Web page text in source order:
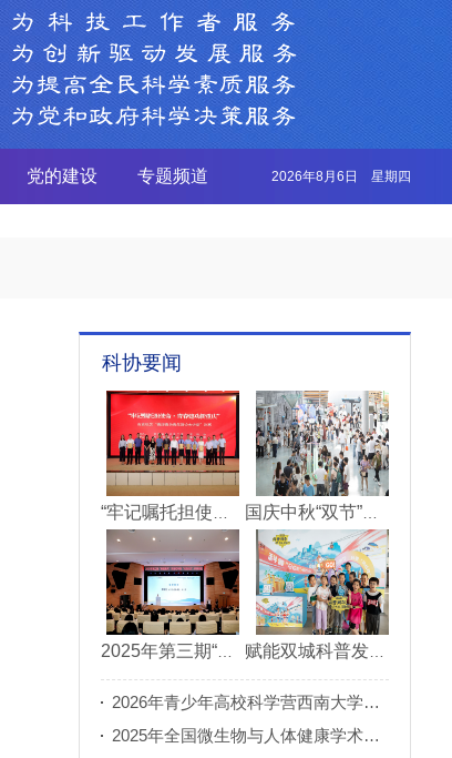
党的建设 专题频道 2026年8月6日 星期四
科协要闻
2026年青少年高校科学营西南大学分营正式开营
2025年全国微生物与人体健康学术论坛在重庆召开